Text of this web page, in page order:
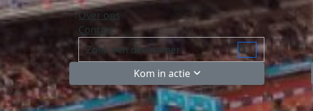
Over ons
Contact
Kom in actie